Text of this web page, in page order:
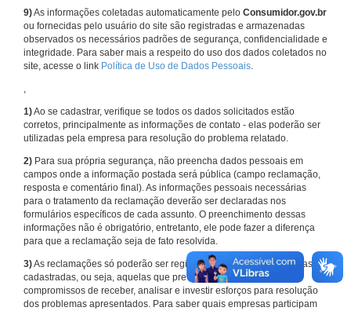
9)As informações coletadas automaticamente pelo Consumidor.gov.br
ou fornecidas pelo usuário do site são registradas e armazenadas
observados os necessários padrões de segurança, confidencialidade e
integridade. Para saber mais a respeito do uso dos dados coletados no
site, acesse o link Política de Uso de Dados Pessoais.
,
1)Ao se cadastrar, verifique se todos os dados solicitados estão
corretos, principalmente as informações de contato - elas poderão ser
utilizadas pela empresa para resolução do problema relatado.
2) Para sua própria segurança, não preencha dados pessoais em
campos onde a informação postada será pública (campo reclamação,
resposta e comentário final). As informações pessoais necessárias
para o tratamento da reclamação deverão ser declaradas nos
formulários específicos de cada assunto. O preenchimento dessas
informações não é obrigatório, entretanto, ele pode fazer a diferença
para que a reclamação seja de fato resolvida.
3)As reclamações só poderão ser registradas em face de empresas
cadastradas, ou seja, aquelas que previamente assumiram
compromissos de receber, analisar e investir esforços para resolução
dos problemas apresentados. Para saber quais empresas participam